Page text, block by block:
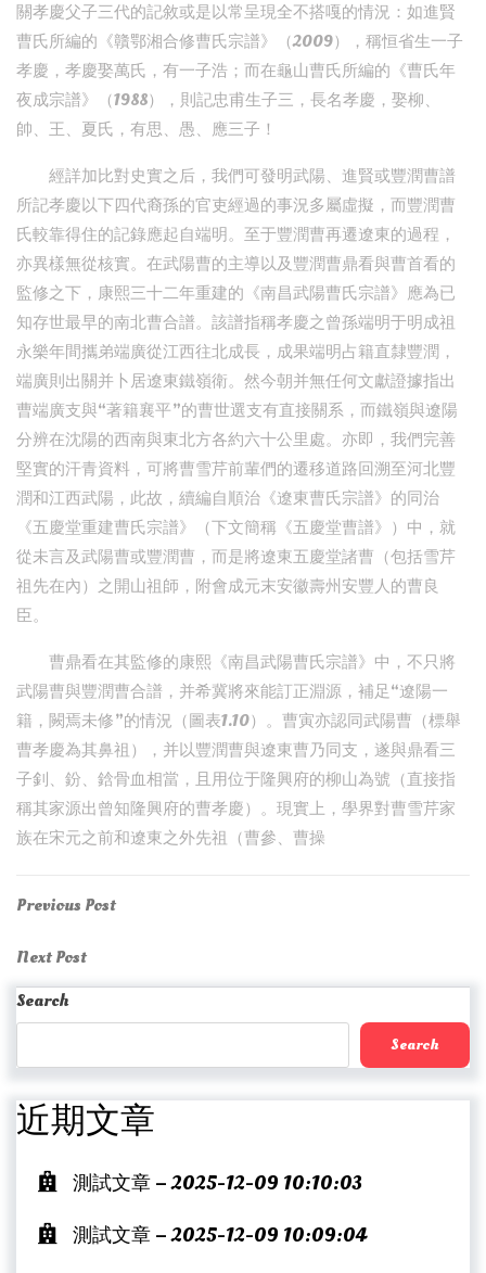
關孝慶父子三代的記敘或是以常呈現全不搭嘎的情況：如進賢
曹氏所編的《贛鄂湘合修曹氏宗譜》（2009），稱恒省生一子
孝慶，孝慶娶萬氏，有一子浩；而在龜山曹氏所編的《曹氏年
夜成宗譜》（1988），則記忠甫生子三，長名孝慶，娶柳、
帥、王、夏氏，有思、愚、應三子！
經詳加比對史實之后，我們可發明武陽、進賢或豐潤曹譜
所記孝慶以下四代裔孫的官吏經過的事況多屬虛擬，而豐潤曹
氏較靠得住的記錄應起自端明。至于豐潤曹再遷遼東的過程，
亦異樣無從核實。在武陽曹的主導以及豐潤曹鼎看與曹首看的
監修之下，康熙三十二年重建的《南昌武陽曹氏宗譜》應為已
知存世最早的南北曹合譜。該譜指稱孝慶之曾孫端明于明成祖
永樂年間攜弟端廣從江西往北成長，成果端明占籍直隸豐潤，
端廣則出關并卜居遼東鐵嶺衛。然今朝并無任何文獻證據指出
曹端廣支與“著籍襄平”的曹世選支有直接關系，而鐵嶺與遼陽
分辨在沈陽的西南與東北方各約六十公里處。亦即，我們完善
堅實的汗青資料，可將曹雪芹前輩們的遷移道路回溯至河北豐
潤和江西武陽，此故，續編自順治《遼東曹氏宗譜》的同治
《五慶堂重建曹氏宗譜》（下文簡稱《五慶堂曹譜》）中，就
從未言及武陽曹或豐潤曹，而是將遼東五慶堂諸曹（包括雪芹
祖先在內）之開山祖師，附會成元末安徽壽州安豐人的曹良
臣。
曹鼎看在其監修的康熙《南昌武陽曹氏宗譜》中，不只將
武陽曹與豐潤曹合譜，并希冀將來能訂正淵源，補足“遼陽一
籍，闕焉未修”的情況（圖表1.10）。曹寅亦認同武陽曹（標舉
曹孝慶為其鼻祖），并以豐潤曹與遼東曹乃同支，遂與鼎看三
子釗、鈖、鋡骨血相當，且用位于隆興府的柳山為號（直接指
稱其家源出曾知隆興府的曹孝慶）。現實上，學界對曹雪芹家
族在宋元之前和遼東之外先祖（曹參、曹操
Post
navigation
Previous
Previous Post
Next
Post
Next Post
Search
Search
近期文章
測試文章 – 2025-12-09 10:10:03
測試文章 – 2025-12-09 10:09:04